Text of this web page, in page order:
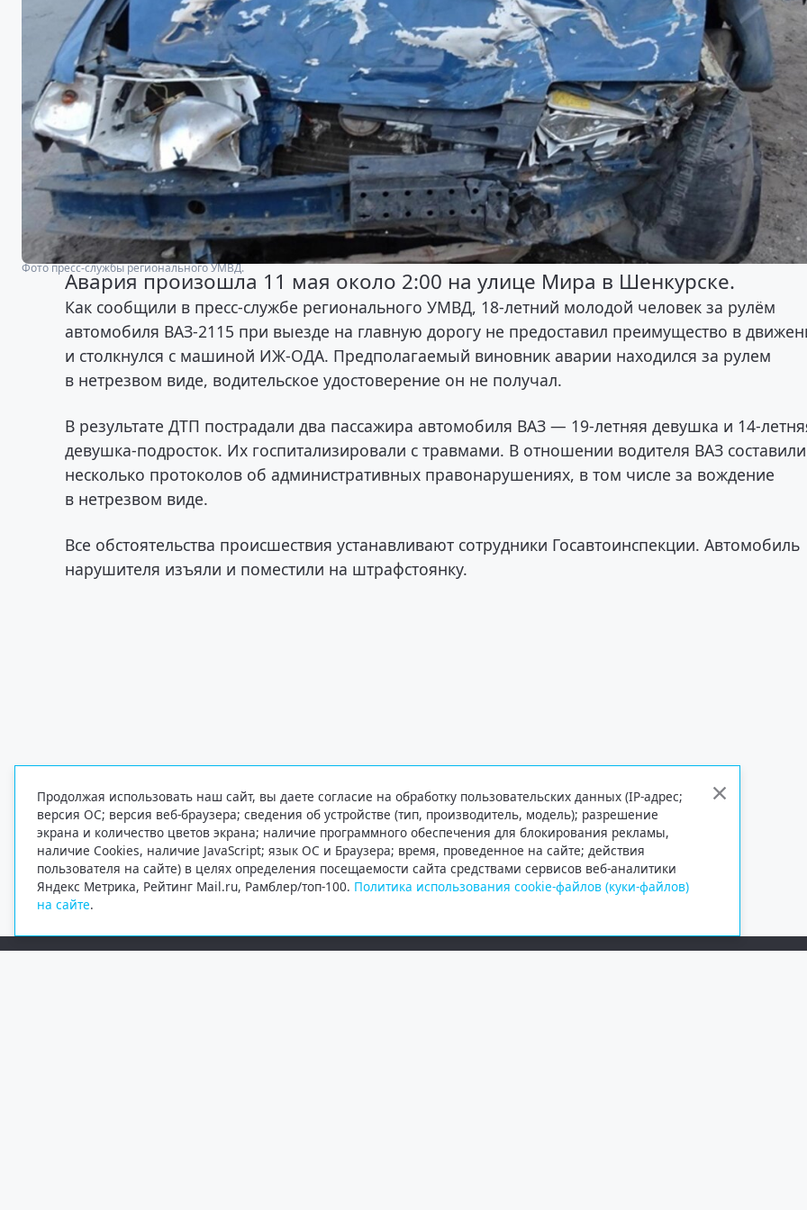
Фото пресс-службы регионального УМВД.
Авария произошла 11 мая около 2:00 на улице Мира в Шенкурске.
Как сообщили в пресс-службе регионального УМВД, 18-летний молодой человек за рулём
автомобиля ВАЗ-2115 при выезде на главную дорогу не предоставил преимущество в
и столкнулся с машиной ИЖ-ОДА. Предполагаемый виновник аварии находился за рулем
в нетрезвом виде, водительское удостоверение он не получал.
В результате ДТП пострадали два пассажира автомобиля ВАЗ — 19-летняя девушка и 14-
девушка-подросток. Их госпитализировали с травмами. В отношении водителя ВАЗ составили
несколько протоколов об административных правонарушениях, в том числе за вождение
в нетрезвом виде.
Все обстоятельства происшествия устанавливают сотрудники Госавтоинспекции. Автомобиль
нарушителя изъяли и поместили на штрафстоянку.
Продолжая использовать наш сайт, вы даете согласие на обработку пользовательских данных (IP-адрес;
версия ОС; версия веб-браузера; сведения об устройстве (тип, производитель, модель); разрешение
экрана и количество цветов экрана; наличие программного обеспечения для блокирования рекламы,
наличие Cookies, наличие JavaScript; язык ОС и Браузера; время, проведенное на сайте; действия
пользователя на сайте) в целях определения посещаемости сайта средствами сервисов веб-аналитики
Яндекс Метрика, Рейтинг Mail.ru, Рамблер/топ-100. Политика использования cookie-файлов (куки-файлов)
на сайте.